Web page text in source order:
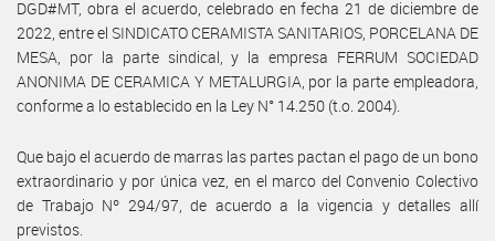
DGD#MT, obra el acuerdo, celebrado en fecha 21 de diciembre de
2022, entre el SINDICATO CERAMISTA SANITARIOS, PORCELANA DE
MESA, por la parte sindical, y la empresa FERRUM SOCIEDAD
ANONIMA DE CERAMICA Y METALURGIA, por la parte empleadora,
conforme a lo establecido en la Ley N° 14.250 (t.o. 2004).
Que bajo el acuerdo de marras las partes pactan el pago de un bono
extraordinario y por única vez, en el marco del Convenio Colectivo
de Trabajo Nº 294/97, de acuerdo a la vigencia y detalles allí
previstos.